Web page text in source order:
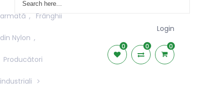
Login
0 0 0
armată , Frânghii
din Nylon ,
Producători
industriali